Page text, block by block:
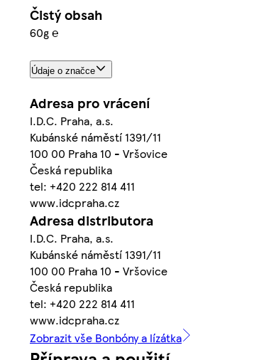
Čistý obsah
60g ℮
Údaje o značce
Adresa pro vrácení
I.D.C. Praha, a.s.
Kubánské náměstí 1391/11
100 00 Praha 10 - Vršovice
Česká republika
tel: +420 222 814 411
www.idcpraha.cz
Adresa distributora
I.D.C. Praha, a.s.
Kubánské náměstí 1391/11
100 00 Praha 10 - Vršovice
Česká republika
tel: +420 222 814 411
www.idcpraha.cz
Zobrazit vše Bonbóny a lízátka